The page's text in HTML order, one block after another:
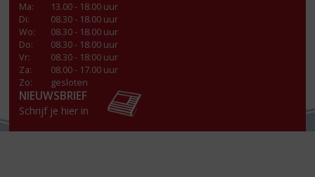
Ma:
13.00 - 18.00 uur
Di:
08.30 - 18.00 uur
Wo:
08.30 - 18.00 uur
Do:
08.30 - 18.00 uur
Vr:
08.30 - 18:00 uur
Za:
08.00 - 17.00 uur
Zo:
gesloten
NIEUWSBRIEF
Schrijf je hier in